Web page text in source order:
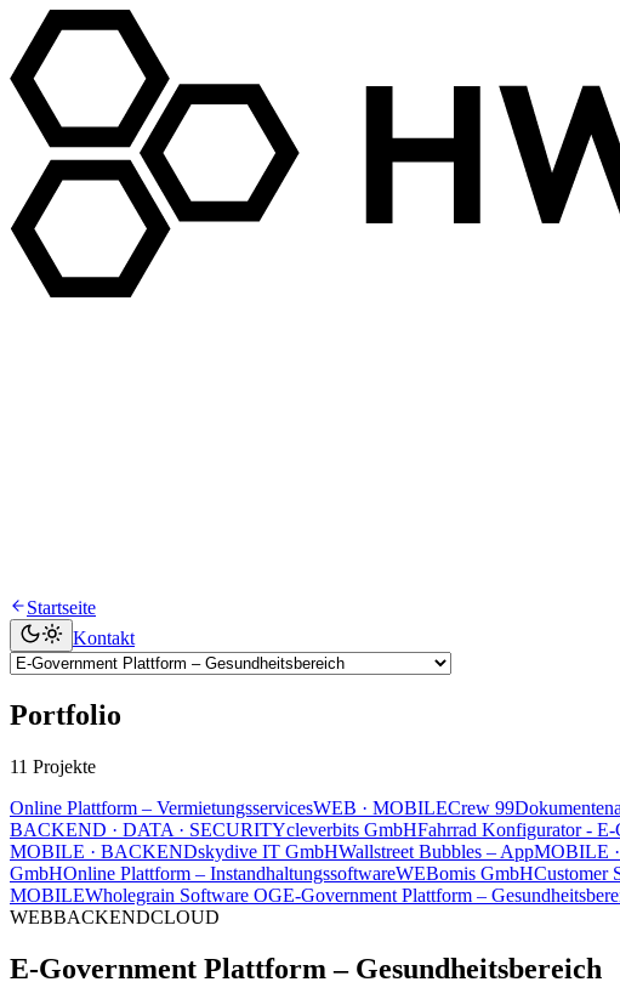
Startseite
Kontakt
Portfolio
11 Projekte
Online Plattform – VermietungsservicesWEB · MOBILECrew 99
BACKEND · DATA · SECURITYcleverbits GmbHFahrrad Konfigurator - E-
MOBILE · BACKENDskydive IT GmbHWallstreet Bubbles – AppMOBILE
GmbHOnline Plattform – InstandhaltungssoftwareWEBomis GmbHCustomer
MOBILEWholegrain Software OGE-Government Plattform –
WEBBACKENDCLOUD
E-Government Plattform – Gesundheitsbereich